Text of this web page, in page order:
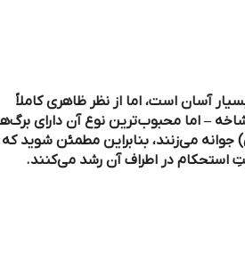
از نظر ظاهری کاملاً
نوع آن دارای برگ‌های
مطمئن شوید که
آن رشد می‌کنند.